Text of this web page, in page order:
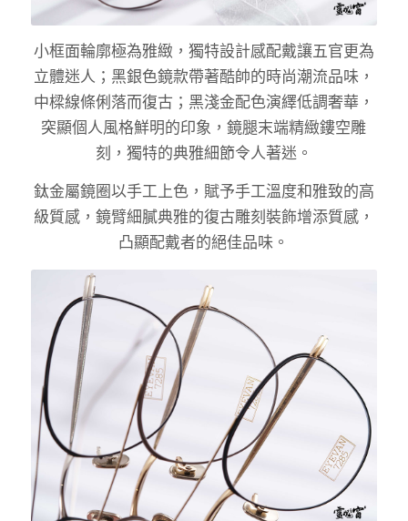
小框面輪廓極為雅緻，獨特設計感配戴讓五官更為
立體迷人；黑銀色鏡款帶著酷帥的時尚潮流品味，
中樑線條俐落而復古；黑淺金配色演繹低調奢華，
突顯個人風格鮮明的印象，鏡腿末端精緻鏤空雕
刻，獨特的典雅細節令人著迷。
鈦金屬鏡圈以手工上色，賦予手工溫度和雅致的高
級質感，鏡臂細膩典雅的復古雕刻裝飾增添質感，
凸顯配戴者的絕佳品味。